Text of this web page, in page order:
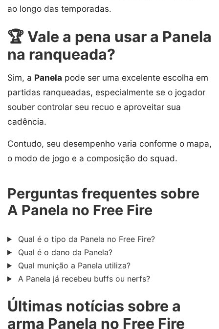
ao longo das temporadas.
🏆 Vale a pena usar a Panela
na ranqueada?
Sim, a Panela pode ser uma excelente escolha em
partidas ranqueadas, especialmente se o jogador
souber controlar seu recuo e aproveitar sua
cadência.
Contudo, seu desempenho varia conforme o mapa,
o modo de jogo e a composição do squad.
Perguntas frequentes sobre
A Panela no Free Fire
Qual é o tipo da Panela no Free Fire?
Qual é o dano da Panela?
Qual munição a Panela utiliza?
A Panela já recebeu buffs ou nerfs?
Últimas notícias sobre a
arma Panela no Free Fire